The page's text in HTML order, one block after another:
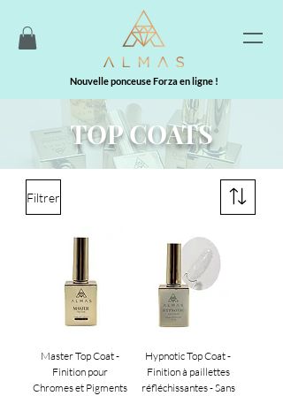
Nouvelle ponceuse Forza en ligne !
TOP COATS
Filtrer
Master Top Coat -
Finition pour
Chromes et Pigments
Hypnotic Top Coat -
Finition à paillettes
réfléchissantes - Sans